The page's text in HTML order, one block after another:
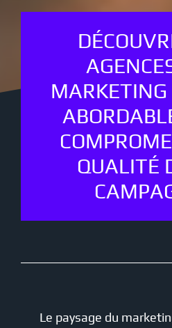
MARKETING
QUALITÉ
Le paysage du